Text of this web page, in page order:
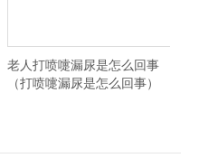
老人打喷嚏漏尿是怎么回事
（打喷嚏漏尿是怎么回事）